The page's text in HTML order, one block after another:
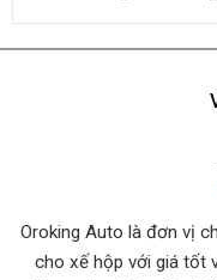
Oroking Auto là đơn vị
cho xế hộp với giá tốt